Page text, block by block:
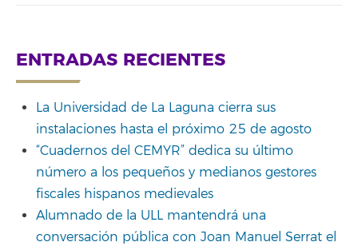
ENTRADAS RECIENTES
La Universidad de La Laguna cierra sus
instalaciones hasta el próximo 25 de agosto
“Cuadernos del CEMYR” dedica su último
número a los pequeños y medianos gestores
fiscales hispanos medievales
Alumnado de la ULL mantendrá una
conversación pública con Joan Manuel Serrat el